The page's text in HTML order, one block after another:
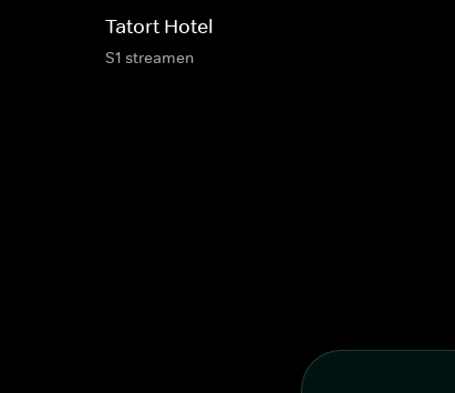
Tatort Hotel
S1 streamen